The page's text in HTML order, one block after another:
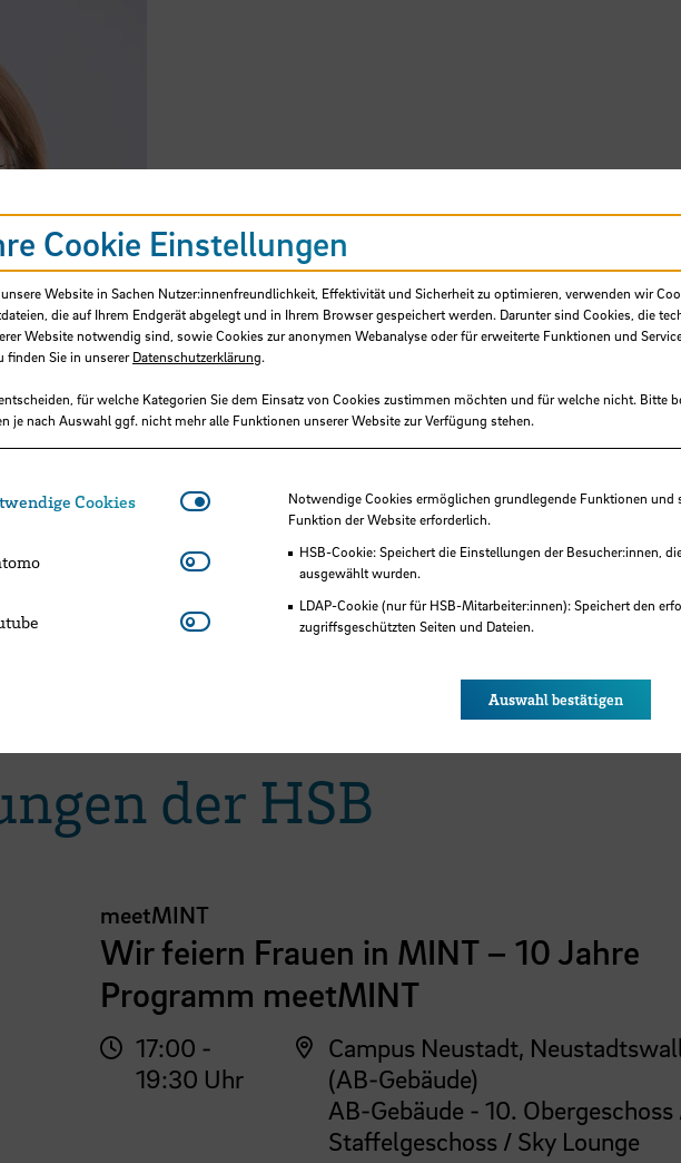
2749
der HSB
meetMINT
Wir feiern Frauen in MINT – 10 Jahre
Programm meetMINT
17:00 -
19:30 Uhr
Campus Neustadt,
(AB-Gebäude)
AB-Gebäude - 10. Obergeschoss
Staffelgeschoss / Sky Lounge
Cookie Einstellungen
Website in Sachen Nutzer:innenfreundlichkeit, Effektivität und Sicherheit zu optimieren, verwenden wir
die auf Ihrem Endgerät abgelegt und in Ihrem Browser gespeichert werden. Darunter sind Cookies, die
Website notwendig sind, sowie Cookies zur anonymen Webanalyse oder für erweiterte Funktionen und
finden Sie in unsererDatenschutzerklärung.
für welche Kategorien Sie dem Einsatz von Cookies zustimmen möchten und für welche nicht. Bitte
je nach Auswahl ggf. nicht mehr alle Funktionen unserer Website zur Verfügung stehen.
Cookies Notwendige CookiesNotwendige Cookies ermöglichen grundlegende Funktionen und
Funktion der Website erforderlich.
HSB-Cookie: Speichert die Einstellungen der Besucher:innen,
ausgewählt wurden.
LDAP-Cookie (nur für HSB-Mitarbeiter:innen): Speichert den
zugriffsgeschützten Seiten und Dateien.
Matomo
Youtube
Auswahl bestätigen